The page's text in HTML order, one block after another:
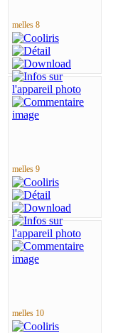
melles 8
melles 9
melles 10